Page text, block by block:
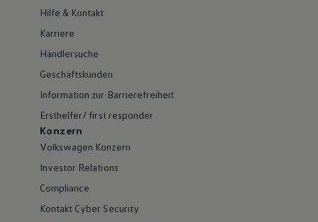
Hilfe & Kontakt
Karriere
Händlersuche
Geschäftskunden
Information zur Barrierefreiheit
Ersthelfer/ first responder
Konzern
Volkswagen Konzern
Investor Relations
Compliance
Kontakt Cyber Security